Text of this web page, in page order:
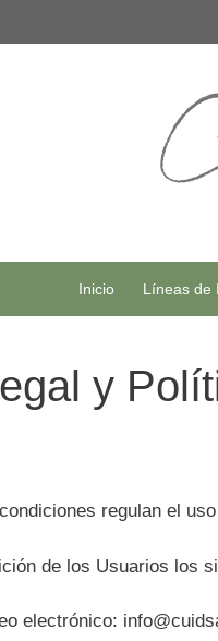
Inicio Líneas de
y
regulan el
de los Usuarios los
electrónico: